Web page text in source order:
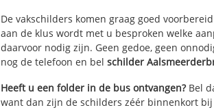
De vakschilders komen graag goed
aan de klus wordt met u besproken welke
daarvoor nodig zijn. Geen gedoe, geen
nog de telefoon en bel schilder
Heeft u een folder in de bus ontvangen?Bel
want dan zijn de schilders zéér binnenkort